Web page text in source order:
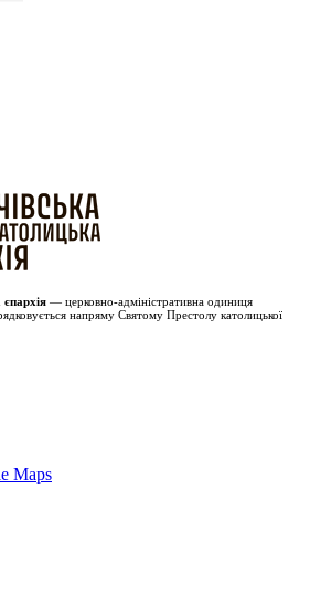
— церковно-адміністративна одиниця
напряму Святому Престолу католицької
Maps